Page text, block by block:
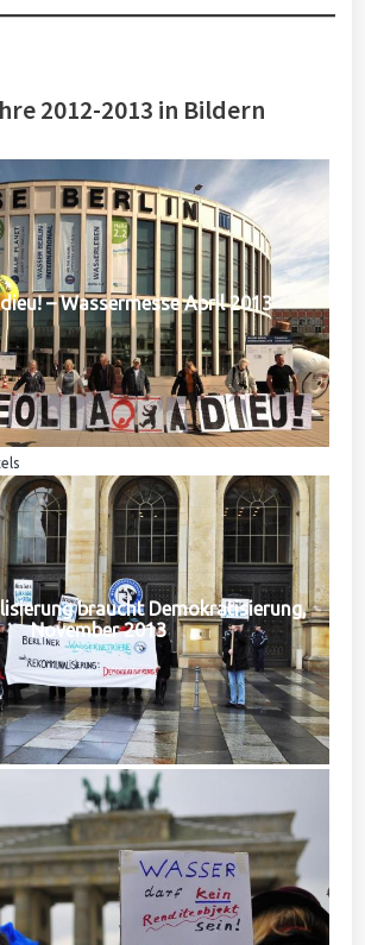
2012-2013 in Bildern
– Wassermesse April 2013
braucht Demokratisierung,
November 2013